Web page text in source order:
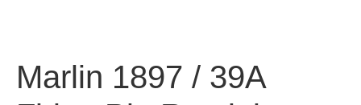
Marlin 1897 / 39A